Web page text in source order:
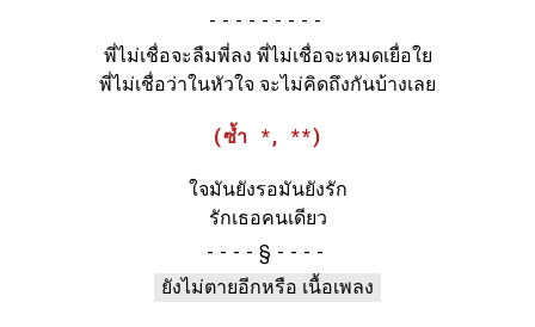
-
พี่ไม่เชื่อจะลืมพี่ลง พี่ไม่เชื่อจะหมดเยื่อใย
พี่ไม่เชื่อว่าในหัวใจ จะไม่คิดถึงกันบ้างเลย
(ซ้ำ *, **)
ใจมันยังรอมันยังรัก
รักเธอคนเดียว
§
ยังไม่ตายอีกหรือ เนื้อเพลง